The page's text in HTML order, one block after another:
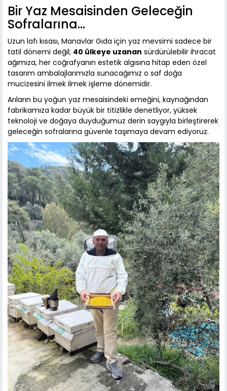
Bir Yaz Mesaisinden Geleceğin
Sofralarına...
Uzun lafı kısası, Manavlar Gıda için yaz mevsimi sadece bir
tatil dönemi değil; 40 ülkeye uzanan sürdürülebilir ihracat
ağımıza, her coğrafyanın estetik algısına hitap eden özel
tasarım ambalajlarımızla sunacağımız o saf doğa
mucizesini ilmek ilmek işleme dönemidir.
Arıların bu yoğun yaz mesaisindeki emeğini, kaynağından
fabrikamıza kadar büyük bir titizlikle denetliyor, yüksek
teknoloji ve doğaya duyduğumuz derin saygıyla birleştirerek
geleceğin sofralarına güvenle taşımaya devam ediyoruz.